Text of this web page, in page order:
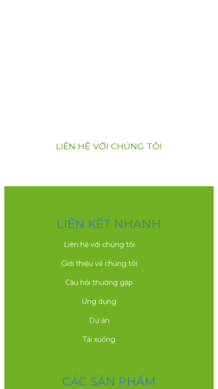
LIÊN HỆ VỚI CHÚNG TÔI
LIÊN KẾT NHANH
Liên hệ với chúng tôi
Giới thiệu về chúng tôi
Câu hỏi thường gặp
Ứng dụng
Dự án
Tải xuống
CÁC SẢN PHẨM